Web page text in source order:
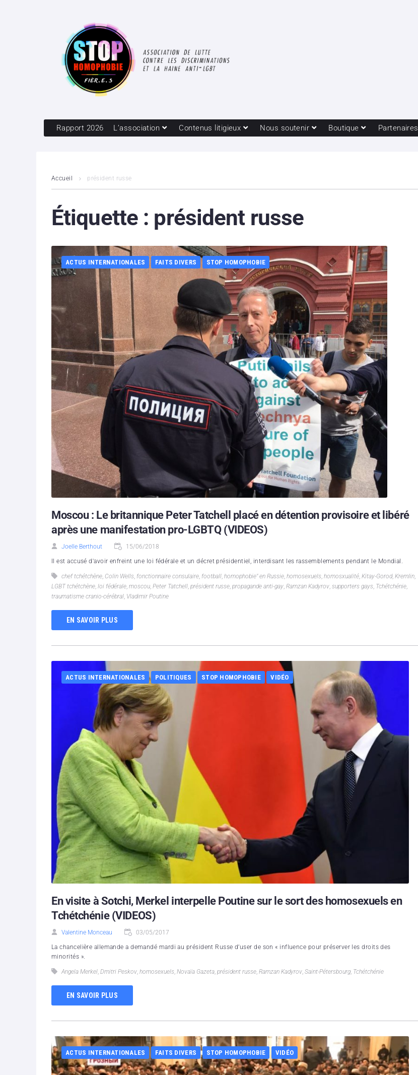
Rapport 2026 L’association Contenus litigieux Nous soutenir Boutique Partenaires
Accueil président russe
Étiquette : président russe
ACTUS INTERNATIONALES FAITS DIVERS STOP HOMOPHOBIE
Moscou : Le britannique Peter Tatchell placé en détention provisoire et libéré
après une manifestation pro-LGBTQ (VIDEOS)
Joelle Berthout 15/06/2018
Il est accusé d'avoir enfreint une loi fédérale et un décret présidentiel, interdisant les rassemblements pendant le Mondial.
chef tchétchène, Colin Wells, fonctionnaire consulaire, football, homophobie" en Russie, homosexuels, homosxualité, Kitay-Gorod, Kremlin,
LGBT tchétchène, loi fédérale, moscou, Peter Tatchell, président russe, propagande anti-gay, Ramzan Kadyrov, supporters gays, Tchétchénie,
traumatisme cranio-cérébral, Vladimir Poutine
EN SAVOIR PLUS
ACTUS INTERNATIONALES POLITIQUES STOP HOMOPHOBIE VIDÉO
En visite à Sotchi, Merkel interpelle Poutine sur le sort des homosexuels en
Tchétchénie (VIDEOS)
Valentine Monceau 03/05/2017
La chancelière allemande a demandé mardi au président Russe d’user de son « influence pour préserver les droits des
minorités ».
Angela Merkel, Dmitri Peskov, homosexuels, Novaïa Gazeta, président russe, Ramzan Kadyrov, Saint-Pétersbourg, Tchétchénie
EN SAVOIR PLUS
ACTUS INTERNATIONALES FAITS DIVERS STOP HOMOPHOBIE VIDÉO